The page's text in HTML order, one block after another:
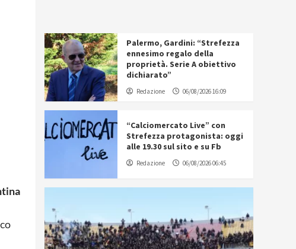
Palermo, Gardini: “Strefezza
ennesimo regalo della
proprietà. Serie A obiettivo
dichiarato”
Redazione 06/08/2026 16:09
“Calciomercato Live” con
Strefezza protagonista: oggi
alle 19.30 sul sito e su Fb
Redazione 06/08/2026 06:45